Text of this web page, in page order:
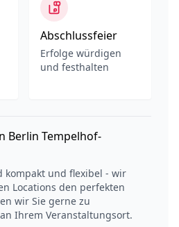
Abschlussfeier
Erfolge würdigen
und festhalten
Berlin Tempelhof-
kompakt und flexibel - wir
Locations den perfekten
wir Sie gerne zu
Ihrem Veranstaltungsort.